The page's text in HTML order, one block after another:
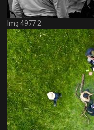
Img 4977 2